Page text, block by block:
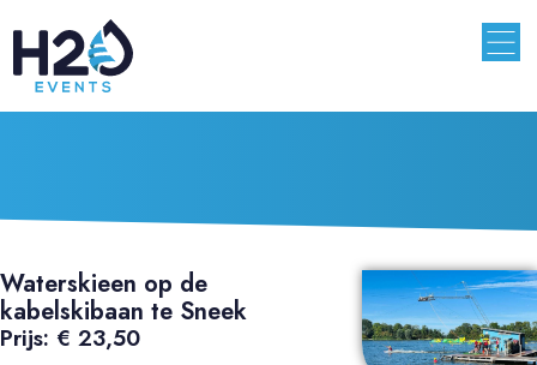
Waterskieen op de
kabelskibaan te Sneek
Prijs: € 23,50